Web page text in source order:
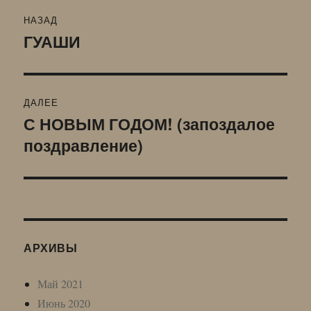
по
НАЗАД
Предыдущая
ГУАШИ
ДАЛЕЕ
Следующая
запись:
С НОВЫМ ГОДОМ! (запоздалое
поздравление)
АРХИВЫ
Май 2021
Июнь 2020